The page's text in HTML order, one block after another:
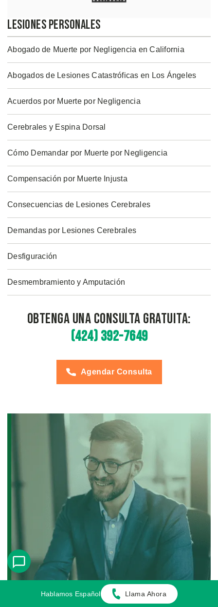
Lesiones Personales
Abogado de Muerte por Negligencia en California
Abogados de Lesiones Catastróficas en Los Ángeles
Acuerdos por Muerte por Negligencia
Cerebrales y Espina Dorsal
Cómo Demandar por Muerte por Negligencia
Compensación por Muerte Injusta
Consecuencias de Lesiones Cerebrales
Demandas por Lesiones Cerebrales
Desfiguración
Desmembramiento y Amputación
Obtenga una Consulta Gratuita:
(424) 392-7649
Agendar Consulta
Hablamos Español Llama Ahora